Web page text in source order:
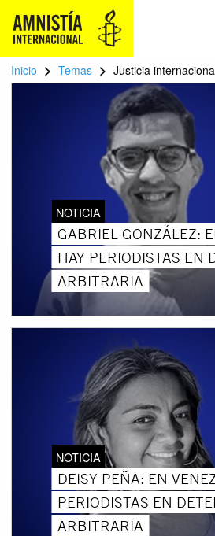
Inicio > Temas > Justicia
NOTICIA
GABRIEL GONZÁLEZ:
HAY PERIODISTAS EN
ARBITRARIA
NOTICIA
DEISY PEÑA: EN
PERIODISTAS EN
ARBITRARIA